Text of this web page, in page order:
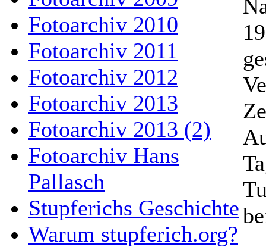
Fotoarchiv 2010
Fotoarchiv 2011
Fotoarchiv 2012
Fotoarchiv 2013
Fotoarchiv 2013 (2)
Fotoarchiv Hans
Pallasch
Stupferichs Geschichte
Warum stupferich.org?